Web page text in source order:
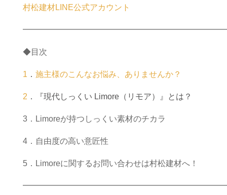
村松建材LINE公式アカウント
◆目次
1 ． 施主様のこんなお悩み、ありませんか？
2 ．『現代しっくい Limore（リモア）』とは？
3．Limoreが持つしっくい素材のチカラ
4．自由度の高い意匠性
5．Limoreに関するお問い合わせは村松建材へ！